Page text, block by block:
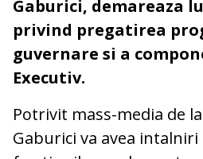
Gaburici, demareaza
privind pregatirea
guvernare si a
Executiv.
Potrivit mass-media de
Gaburici va avea